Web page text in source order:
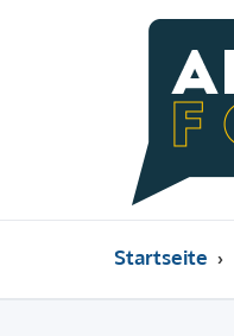
Startseite